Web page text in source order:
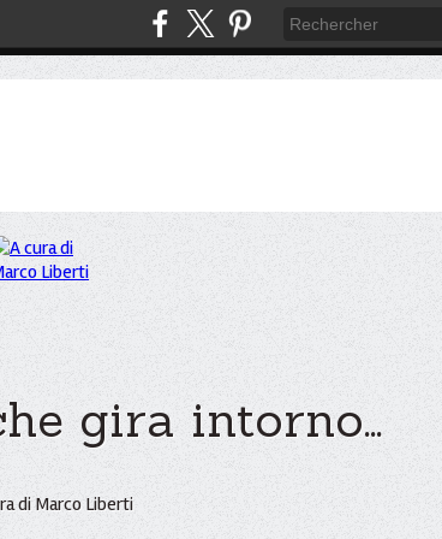
gira intorno...
di Marco Liberti